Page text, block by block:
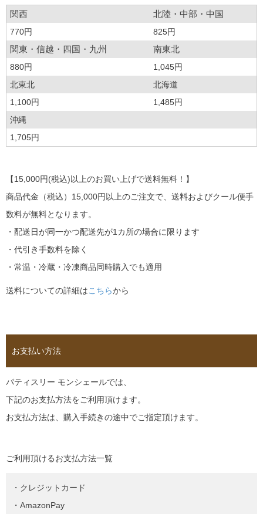
関西 北陸・中部・中国
770円 825円
関東・信越・四国・九州 南東北
880円
1,045円
北東北
北海道
1,100円
1,485円
沖縄
1,705円
【15,000円(税込)以上のお買い上げで送料無料！】
商品代金（税込）15,000円以上のご注文で、送料およびクール便手
数料が無料となります。
・配送日が同一かつ配送先が1カ所の場合に限ります
・代引き手数料を除く
・常温・冷蔵・冷凍商品同時購入でも適用
送料についての詳細はこちらから
お支払い方法
パティスリー モンシェールでは、
下記のお支払方法をご利用頂けます。
お支払方法は、購入手続きの途中でご指定頂けます。
ご利用頂けるお支払方法一覧
・クレジットカード
・AmazonPay